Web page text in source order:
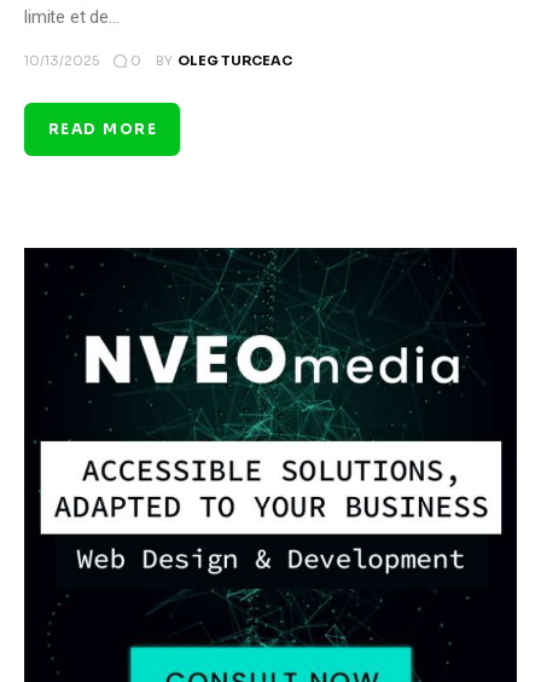
limite et de…
10/13/2025 0 BY OLEG TURCEAC
READ MORE